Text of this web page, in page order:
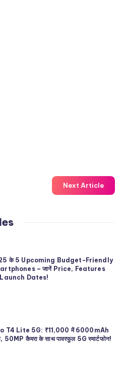
Next Article
के 5 Upcoming Budget-Friendly
– जानें Price, Features
Dates!
T4 Lite 5G: ₹11,000 में 6000mAh
50MP कैमरा के साथ पावरफुल 5G स्मार्टफोन!